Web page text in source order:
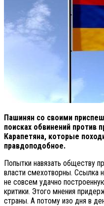
Пашинян со своими
поисках обвинений против
Карапетяна, которые
правдоподобное.
Попытки навязать обществу
власти смехотворны. Ссылка
не совсем удачно
критики. Этого мнения
страны. А потому изо дня в